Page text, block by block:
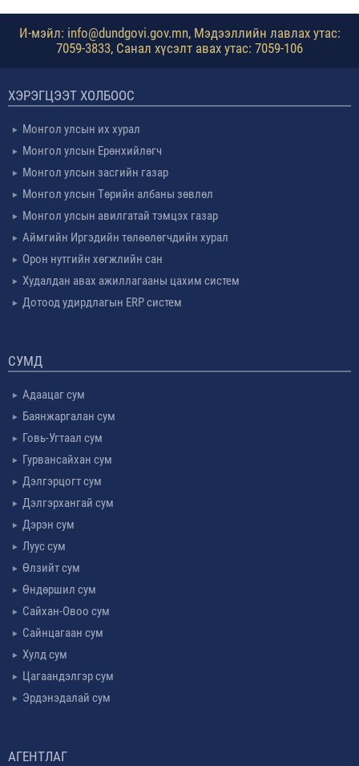
И-мэйл: info@dundgovi.gov.mn, Мэдээллийн лавлах утас:
7059-3833, Санал хүсэлт авах утас: 7059-106
ХЭРЭГЦЭЭТ ХОЛБООС
Монгол улсын их хурал
Монгол улсын Ерөнхийлөгч
Монгол улсын засгийн газар
Монгол улсын Төрийн албаны зөвлөл
Монгол улсын авилгатай тэмцэх газар
Аймгийн Иргэдийн төлөөлөгчдийн хурал
Орон нутгийн хөгжлийн сан
Худалдан авах ажиллагааны цахим систем
Дотоод удирдлагын ERP систем
СУМД
Адаацаг сум
Баянжаргалан сум
Говь-Угтаал сум
Гурвансайхан сум
Дэлгэрцогт сум
Дэлгэрхангай сум
Дэрэн сум
Луус сум
Өлзийт сум
Өндөршил сум
Сайхан-Овоо сум
Сайнцагаан сум
Хулд сум
Цагаандэлгэр сум
Эрдэнэдалай сум
АГЕНТЛАГ